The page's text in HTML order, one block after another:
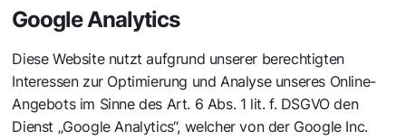
Google Analytics
Diese Website nutzt aufgrund unserer berechtigten
Interessen zur Optimierung und Analyse unseres Online-
Angebots im Sinne des Art. 6 Abs. 1 lit. f. DSGVO den
Dienst „Google Analytics“, welcher von der Google Inc.